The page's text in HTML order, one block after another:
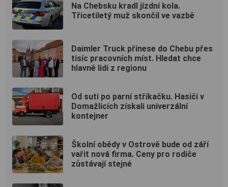
Na Chebsku kradl jízdní kola.
Třicetiletý muž skončil ve vazbě
Daimler Truck přinese do Chebu přes
tisíc pracovních míst. Hledat chce
hlavně lidi z regionu
Od suti po parní stříkačku. Hasiči v
Domažlicích získali univerzální
kontejner
Školní obědy v Ostrově bude od září
vařit nová firma. Ceny pro rodiče
zůstávají stejné